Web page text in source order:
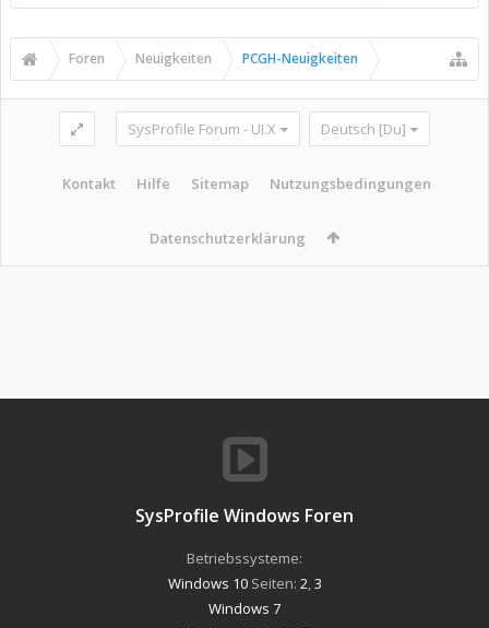
Foren Neuigkeiten PCGH-Neuigkeiten
SysProfile Forum - UI.X Deutsch [Du]
Kontakt Hilfe Sitemap Nutzungsbedingungen
Datenschutzerklärung
SysProfile Windows Foren
Betriebssysteme:
Windows 10Seiten: 2 3
Windows 7